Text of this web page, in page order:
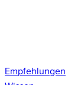
Empfehlungen